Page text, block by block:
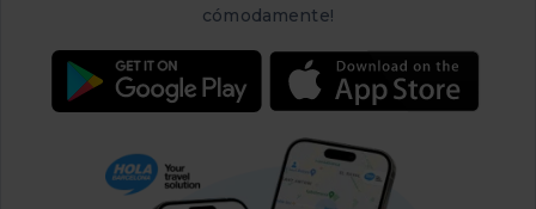
cómodamente!